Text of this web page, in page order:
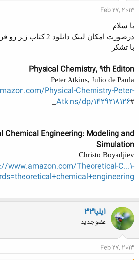
Feb 27, 2013
با سلام
درصورت امکان لینک دانلود 2 کتاب زیر رو قرار بدهید.
با تشکر
Physical Chemistry, 9th Editon
Peter Atkins, Julio de Paula
Physical-Chemistry-Peter-
Atkins/dp/1429218126#_
Chemical Engineering: Modeling and
Simulation
Christo Boyadjiev
www.amazon.com/Theoretical-C...1-
ایلیا33
عضو جدید
Feb 27, 2013